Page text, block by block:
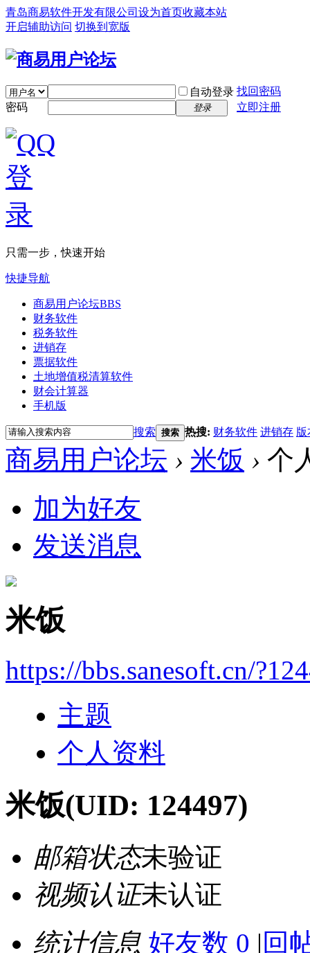
青岛商易软件开发有限公司 设为首页收藏本站
开启辅助访问 切换到宽版
自动登录 找回密码
密码
登录 立即注册
只需一步，快速开始
快捷导航
商易用户论坛BBS
财务软件
税务软件
进销存
票据软件
土地增值税清算软件
财会计算器
手机版
搜索 搜索 热搜: 财务软件 进销存 版
商易用户论坛 › 米饭 › 个
加为好友
发送消息
米饭
https://bbs.sanesoft.cn/
主题
个人资料
米饭(UID: 124497)
邮箱状态未验证
视频认证未认证
统计信息 好友数 0 | 回